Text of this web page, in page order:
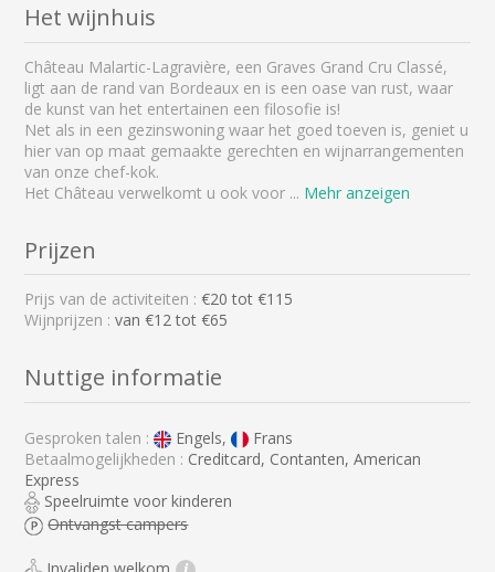
Het wijnhuis
Château Malartic-Lagravière, een Graves Grand Cru Classé,
ligt aan de rand van Bordeaux en is een oase van rust, waar
de kunst van het entertainen een filosofie is!
Net als in een gezinswoning waar het goed toeven is, geniet u
hier van op maat gemaakte gerechten en wijnarrangementen
van onze chef-kok.
Het Château verwelkomt u ook voor ... Mehr anzeigen
Prijzen
Prijs van de activiteiten :€20 tot €115
Wijnprijzen :van €12 tot €65
Nuttige informatie
Gesproken talen : Engels,
Frans
Betaalmogelijkheden : Creditcard, Contanten, American
Express
Speelruimte voor kinderen
Ontvangst campers